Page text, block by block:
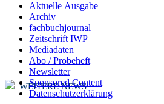
Aktuelle Ausgabe
Archiv
fachbuchjournal
Zeitschrift IWP
Mediadaten
Abo / Probeheft
Newsletter
Sponsored Content
Datenschutzerklärung
WEITERE NEWS